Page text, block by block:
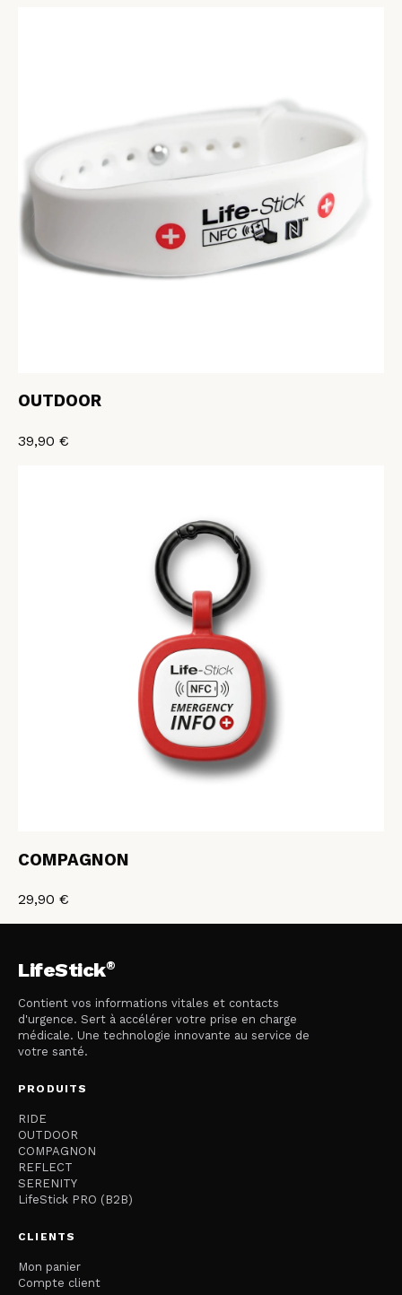
OUTDOOR
39,90 €
COMPAGNON
29,90 €
LifeStick®
Contient vos informations vitales et contacts
d'urgence. Sert à accélérer votre prise en charge
médicale. Une technologie innovante au service de
votre santé.
PRODUITS
RIDE
OUTDOOR
COMPAGNON
REFLECT
SERENITY
LifeStick PRO (B2B)
CLIENTS
Mon panier
Compte client